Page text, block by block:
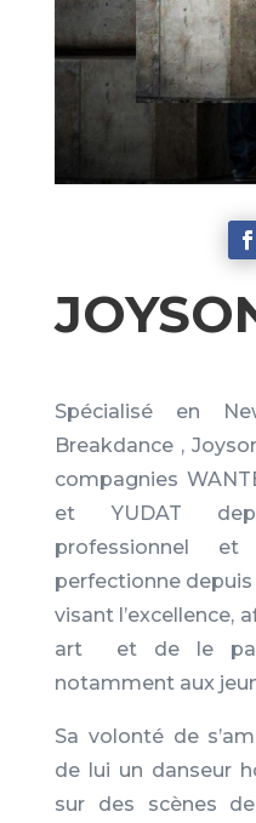
Spécialisé en
Breakdance ,
compagnies
et YUDAT
professionnel
perfectionne depuis
visant l’excellence,
art et de le
notamment aux
Sa volonté de
de lui un danseur
sur des scènes